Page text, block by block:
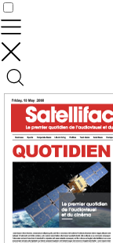
Contrôler vos données